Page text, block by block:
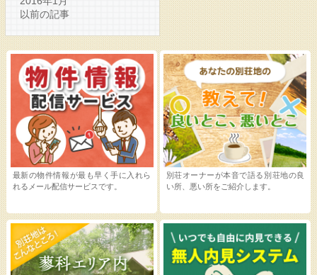
以前の記事
最新の物件情報が最も早く手に入れら
れるメール配信サービスです。
別荘オーナーが本音で語る別荘地の良
い所、悪い所をご紹介します。